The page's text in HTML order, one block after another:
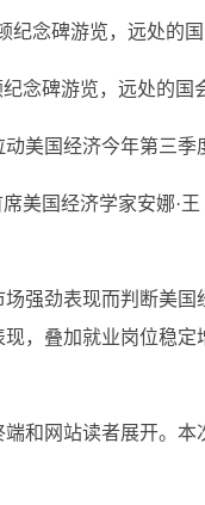
念碑游览，远处的国
国经济今年第三季
国经济学家安娜·王
劲表现而判断美国
，叠加就业岗位稳
网站读者展开。本